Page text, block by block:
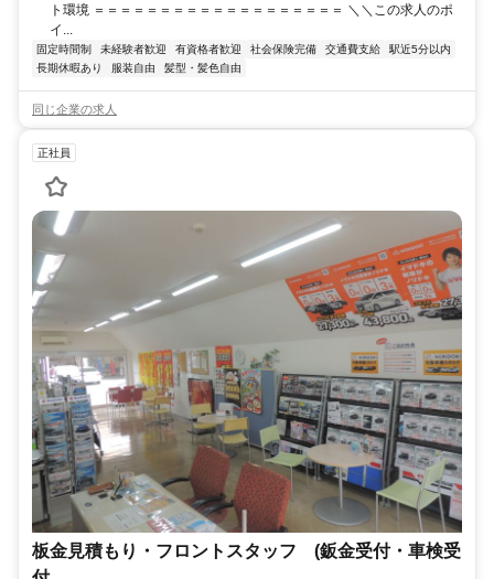
ト環境 ＝＝＝＝＝＝＝＝＝＝＝＝＝＝＝＝＝＝＝ ＼＼この求人のポ
イ...
固定時間制 未経験者歓迎 有資格者歓迎 社会保険完備 交通費支給
駅近5分以内
長期休暇あり
服装自由 髪型・髪色自由
同じ企業の求人
正社員
板金見積もり・フロントスタッフ (鈑金受付・車検受